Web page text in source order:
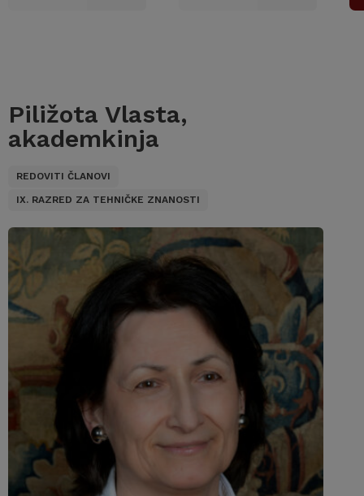
Piližota Vlasta,
akademkinja
REDOVITI ČLANOVI
IX. RAZRED ZA TEHNIČKE ZNANOSTI